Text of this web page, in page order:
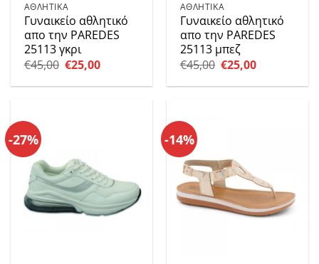
ΑΘΛΗΤΙΚΑ
Γυναικείο αθλητικό
απο την PAREDES
25113 γκρι
€45,00 Original
price
was:
€25,00Η
τιμή
ΑΘΛΗΤΙΚΑ
Γυναικείο αθλητικό
απο την PAREDES
25113 μπεζ
€45,00 Original
price
was:
€25,00Η
τιμή
-27% -14%